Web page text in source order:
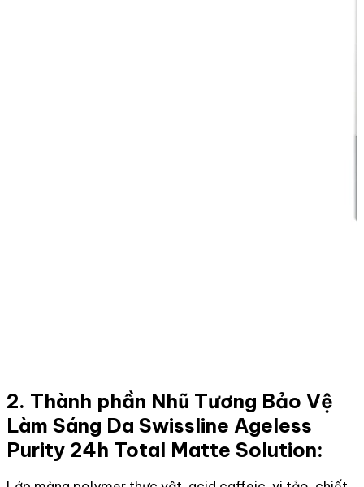
2. Thành phần Nhũ Tương Bảo Vệ
Làm Sáng Da Swissline Ageless
Purity 24h Total Matte Solution: